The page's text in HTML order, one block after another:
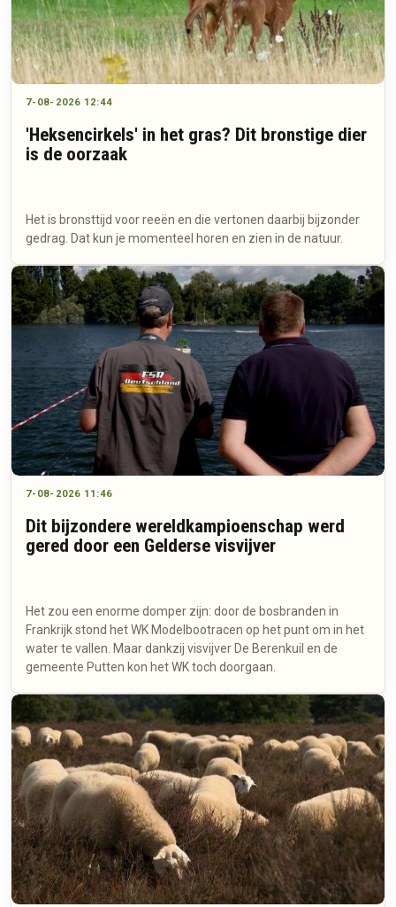
7-08-2026 12:44
'Heksencirkels' in het gras? Dit bronstige dier
is de oorzaak
Het is bronsttijd voor reeën en die vertonen daarbij bijzonder
gedrag. Dat kun je momenteel horen en zien in de natuur.
7-08-2026 11:46
Dit bijzondere wereldkampioenschap werd
gered door een Gelderse visvijver
Het zou een enorme domper zijn: door de bosbranden in
Frankrijk stond het WK Modelbootracen op het punt om in het
water te vallen. Maar dankzij visvijver De Berenkuil en de
gemeente Putten kon het WK toch doorgaan.